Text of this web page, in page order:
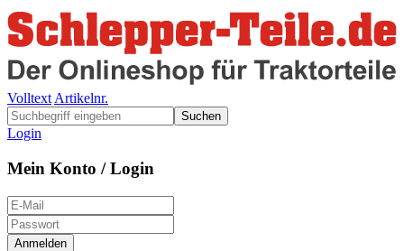
Volltext Artikelnr.
Suchen
Login
Mein Konto / Login